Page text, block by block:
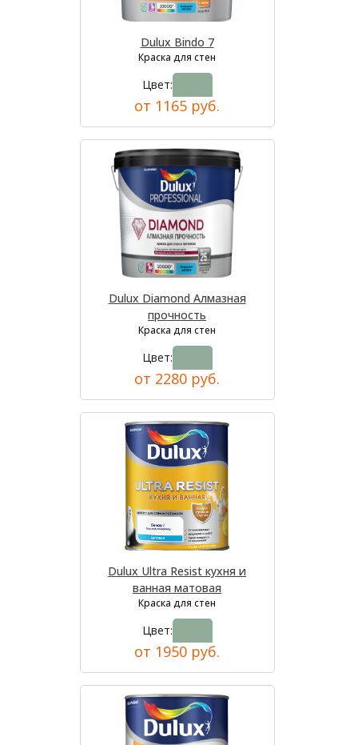
Dulux Bindo 7
Краска для стен
Цвет:
от 1165 руб.
Dulux Diamond Алмазная
прочность
Краска для стен
Цвет:
от 2280 руб.
Dulux Ultra Resist кухня и
ванная матовая
Краска для стен
Цвет:
от 1950 руб.